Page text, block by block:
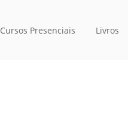
Cursos Presenciais Livros